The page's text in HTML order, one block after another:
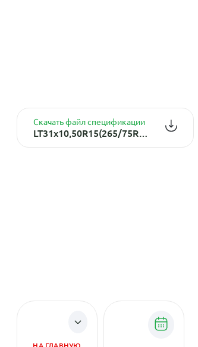
Скачать файл спецификации
LT31x10,50R15(265/75R15) 109Q Terramax M/T TL OWL POR M+S 6PR